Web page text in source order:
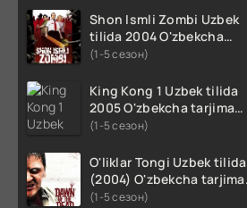
Shon Ismli Zombi Uzbek
tilida 2004 O'zbekcha
tarjima kino HD skachat
(1-5 сезон)
King Kong 1 Uzbek tilida
2005 O'zbekcha tarjima
kino HD skachat
(1-5 сезон)
O'liklar Tongi Uzbek tilida
(2004) O'zbekcha tarjima
kino HD skachat
(1-5 сезон)